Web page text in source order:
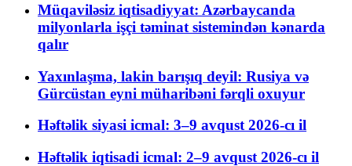
Müqaviləsiz iqtisadiyyat: Azərbaycanda
milyonlarla işçi təminat sistemindən kənarda
qalır
Yaxınlaşma, lakin barışıq deyil: Rusiya və
Gürcüstan eyni müharibəni fərqli oxuyur
Həftəlik siyasi icmal: 3–9 avqust 2026-cı il
Həftəlik iqtisadi icmal: 2–9 avqust 2026-cı il